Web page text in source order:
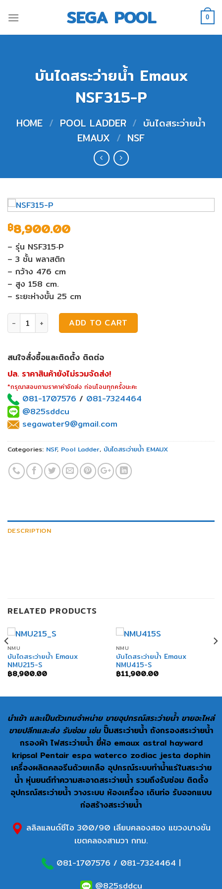
to
SEGA POOL 0
บันไดสระว่ายน้ำ Emaux
NSF315-P
HOME / POOL LADDER / บันไดสระว่ายน้ำ
EMAUX / NSF
฿8,900.00
– รุ่น NSF315‐P
– 3 ชั้น พลาสติก
– กว้าง 476 cm
– สูง 158 cm.
– ระยะห่างขั้น 25 cm
บันไดสระว่ายน้ำ Emaux NSF315-P quantity
ADD TO CART
สนใจสั่งซื้อและติดตั้ง ติดต่อ
ปล. ราคาสินค้ายังไม่รวมจัดส่ง!
*กรุณาสอบถามราคาค่าจัดส่ง ก่อนโอนทุกครั้งนะคะ
081-1707576 / 081-7324464
@825sddcu
segawater9@gmail.com
Categories: NSF, Pool Ladder, บันไดสระว่ายน้ำ EMAUX
DESCRIPTION
RELATED PRODUCTS
NMU
บันไดสระว่ายน้ำ Emaux
NMU215-S
฿8,900.00
NMU
บันไดสระว่ายน้ำ Emaux
NMU415-S
฿11,900.00
นำเข้า และเป็นตัวเทนจำหน่าย ขายอุปกรณ์สระว่ายน้ำ ขายอะไหล่
ขายปลีกและส่ง รับซ่อม เช่น ปั๊มสระว่ายน้ำ ถังกรองสระว่ายน้ำ
กรองผ้า ไฟสระว่ายน้ำ ยี่ห้อ emaux astral hayward
kripsal Pentair espa waterco zodiac jesta dophin
เครื่องผลิตคลอรีนด้วยเกลือ อุปกรณ์ระบบทำน้ำแร่ในสระว่าย
น้ำ หุ่นยนต์ทำความสะอาดสระว่ายน้ำ รวมถึงรับซ่อม ติดตั้ง
อุปกรณ์สระว่ายน้ำ วางระบบ ห้องเครื่อง เดินท่อ รับออกแบบ
ก่อสร้างสระว่ายน้ำ
ลลิลแลนด์ซีโอ 300/90 เลียบคลองสอง แขวงบางชัน
เขตคลองสามวา กทม.
081-1707576 / 081-7324464 |
@825sddcu